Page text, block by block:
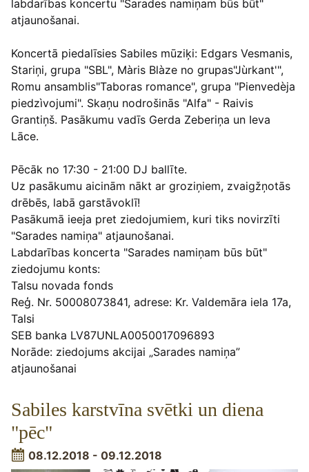
labdarības koncertu "Sarades namiņam būs būt"
atjaunošanai.
Koncertā piedalīsies Sabiles mūziķi: Edgars Vesmanis,
Stariņi, grupa "SBL", Màris Blàze no grupas"Jùrkant'",
Romu ansamblis"Taboras romance", grupa "Pienvedèja
piedzìvojumi". Skaņu nodrošinās "Alfa" - Raivis
Grantiņš. Pasākumu vadīs Gerda Zeberiņa un Ieva
Lāce.
Pēcāk no 17:30 - 21:00 DJ ballīte.
Uz pasākumu aicinām nākt ar groziņiem, zvaigžņotās
drēbēs, labā garstāvoklī!
Pasākumā ieeja pret ziedojumiem, kuri tiks novirzīti
"Sarades namiņa" atjaunošanai.
Labdarības koncerta "Sarades namiņam būs būt"
ziedojumu konts:
Talsu novada fonds
Reģ. Nr. 50008073841, adrese: Kr. Valdemāra iela 17a,
Talsi
SEB banka LV87UNLA0050017096893
Norāde: ziedojums akcijai „Sarades namiņa”
atjaunošanai
Sabiles karstvīna svētki un diena
"pēc"
08.12.2018 - 09.12.2018